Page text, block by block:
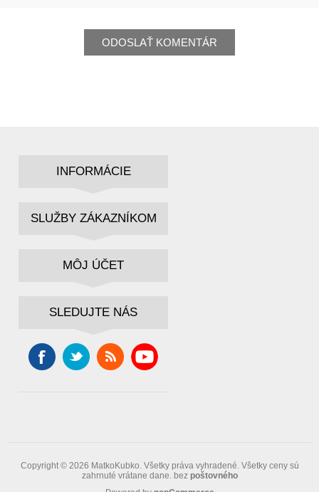
ODOSLAŤ KOMENTÁR
INFORMÁCIE
SLUŽBY ZÁKAZNÍKOM
MÔJ ÚČET
SLEDUJTE NÁS
Copyright © 2026 MatkoKubko. Všetky práva vyhradené. Všetky ceny sú
zahrnuté vrátane dane. bez poštovného